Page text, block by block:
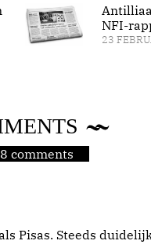
NFI-
23
comments
Pisas. Steeds